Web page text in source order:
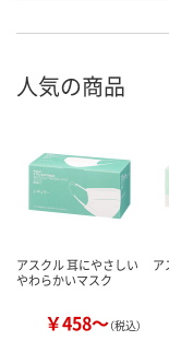
人気の商品
アスクル 耳にやさしい
やわらかいマスク
￥458～（税込）
ア